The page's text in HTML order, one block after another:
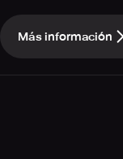
Más información